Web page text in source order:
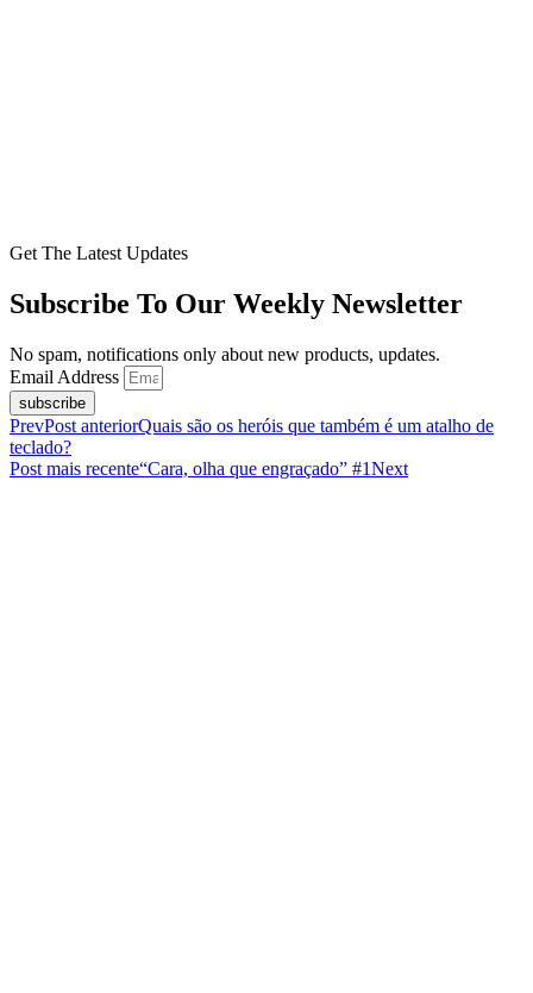
Get The Latest Updates
Subscribe To Our Weekly Newsletter
No spam, notifications only about new products, updates.
Email Address
subscribe
PrevPost anteriorQuais são os heróis que também é um atalho de
teclado?
Post mais recente“Cara, olha que engraçado” #1Next